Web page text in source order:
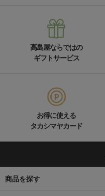
高島屋ならではの
ギフトサービス
お得に使える
タカシマヤカード
商品を探す